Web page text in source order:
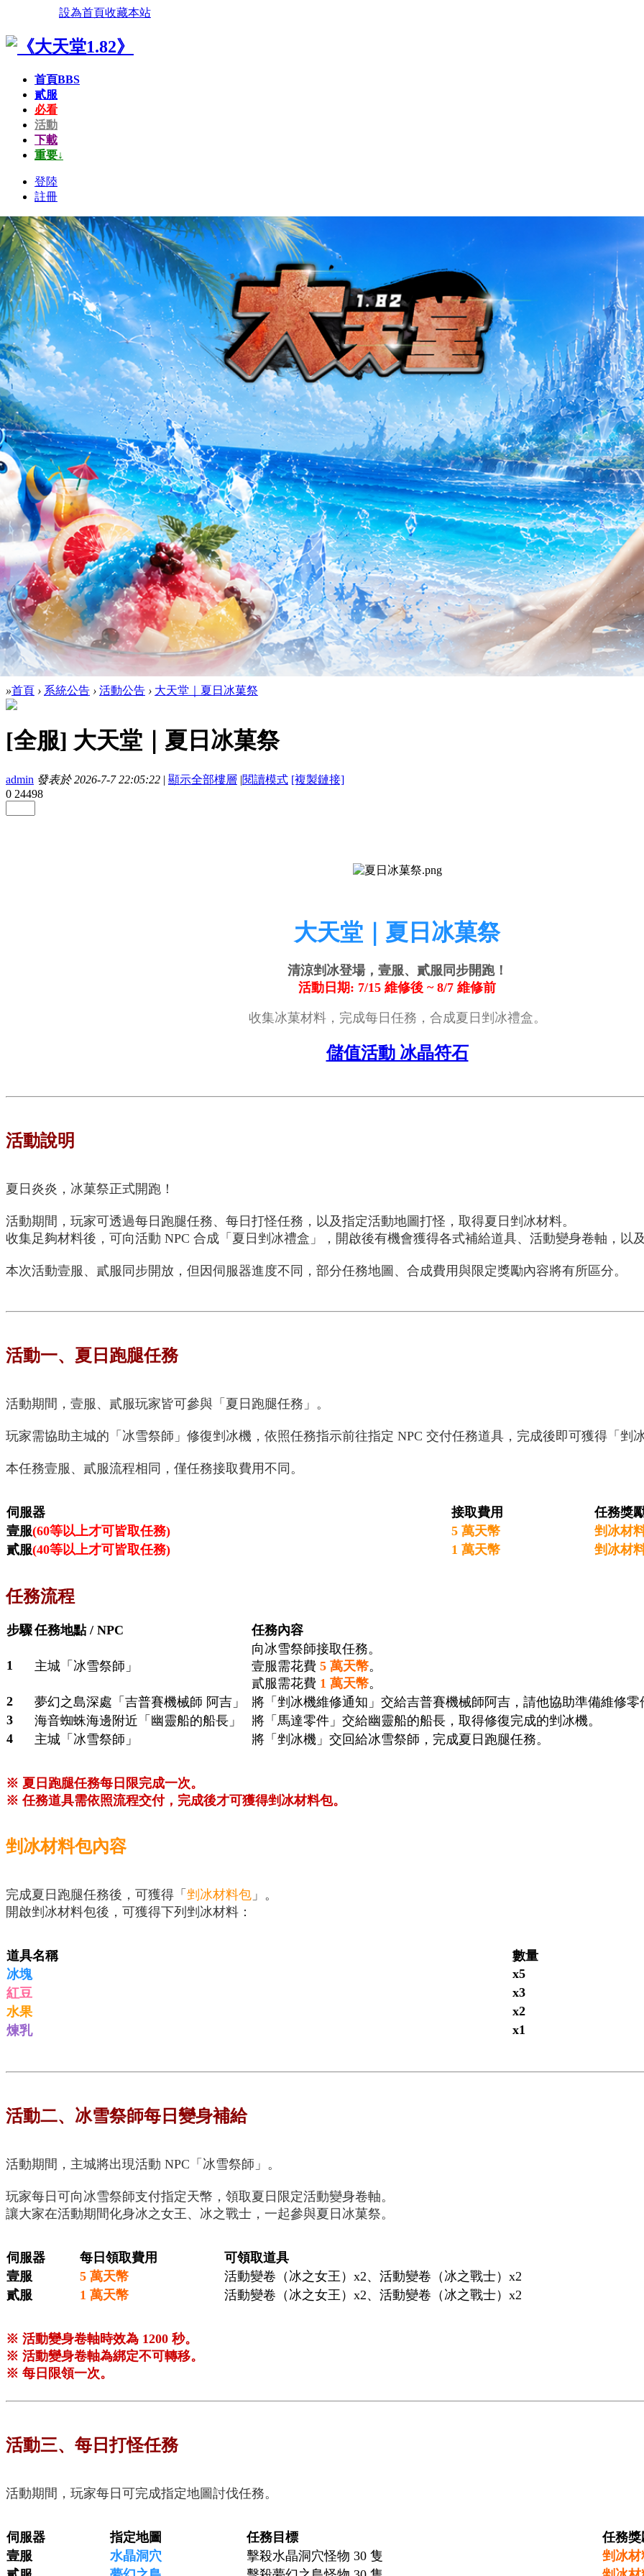
設為首頁收藏本站
首頁BBS
貳服
必看
活動
下載
重要↓
登陸
註冊
»首頁 › 系統公告 › 活動公告 › 大天堂｜夏日冰菓祭
[全服] 大天堂｜夏日冰菓祭
admin 發表於 2026-7-7 22:05:22 | 顯示全部樓層 |閱讀模式 [複製鏈接]
0 24498
大天堂｜夏日冰菓祭
清涼剉冰登場，壹服、貳服同步開跑！
活動日期: 7/15 維修後 ~ 8/7 維修前
收集冰菓材料，完成每日任務，合成夏日剉冰禮盒。
儲值活動 冰晶符石
活動說明
夏日炎炎，冰菓祭正式開跑！
活動期間，玩家可透過每日跑腿任務、每日打怪任務，以及指定活動地圖打怪，取得夏日剉冰材料。
收集足夠材料後，可向活動 NPC 合成「夏日剉冰禮盒」，開啟後有機會獲得各式補給道具、活動變身卷軸，以
本次活動壹服、貳服同步開放，但因伺服器進度不同，部分任務地圖、合成費用與限定獎勵內容將有所區分。
活動一、夏日跑腿任務
活動期間，壹服、貳服玩家皆可參與「夏日跑腿任務」。
玩家需協助主城的「冰雪祭師」修復剉冰機，依照任務指示前往指定 NPC 交付任務道具，完成後即可獲得「剉冰
本任務壹服、貳服流程相同，僅任務接取費用不同。
伺服器 接取費用
任務獎
壹服(60等以上才可皆取任務) 5 萬天幣
剉冰材
貳服(40等以上才可皆取任務) 1 萬天幣 剉冰材
任務流程
步驟任務地點 / NPC 任務內容
1 主城「冰雪祭師」
向冰雪祭師接取任務。
壹服需花費 5 萬天幣。
貳服需花費 1 萬天幣。
2 夢幻之島深處「吉普賽機械師 阿吉」 將「剉冰機維修通知」交給吉普賽機械師阿吉，請他協助準備維修零
3
海音蜘蛛海邊附近「幽靈船的船長」 將「馬達零件」交給幽靈船的船長，取得修復完成的剉冰機。
4
主城「冰雪祭師」 將「剉冰機」交回給冰雪祭師，完成夏日跑腿任務。
※ 夏日跑腿任務每日限完成一次。
※ 任務道具需依照流程交付，完成後才可獲得剉冰材料包。
剉冰材料包內容
完成夏日跑腿任務後，可獲得「 剉冰材料包 」。
開啟剉冰材料包後，可獲得下列剉冰材料：
道具名稱
數量
冰塊
x5
紅豆
x3
水果
x2
煉乳
x1
活動二、冰雪祭師每日變身補給
活動期間，主城將出現活動 NPC「冰雪祭師」。
玩家每日可向冰雪祭師支付指定天幣，領取夏日限定活動變身卷軸。
讓大家在活動期間化身冰之女王、冰之戰士，一起參與夏日冰菓祭。
伺服器 每日領取費用
可領取道具
壹服
5 萬天幣
活動變卷（冰之女王）x2、活動變卷（冰之戰士）x2
貳服
1 萬天幣 活動變卷（冰之女王）x2、活動變卷（冰之戰士）x2
※ 活動變身卷軸時效為 1200 秒。
※ 活動變身卷軸為綁定不可轉移。
※ 每日限領一次。
活動三、每日打怪任務
活動期間，玩家每日可完成指定地圖討伐任務。
伺服器 指定地圖 任務目標
任務獎
壹服
水晶洞穴 擊殺水晶洞穴怪物 30 隻
剉冰材